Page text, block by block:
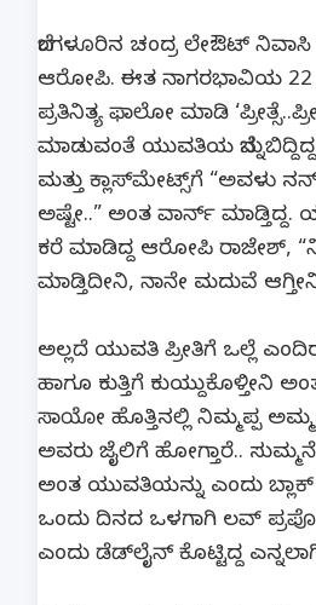
ಬೆಂಗಳೂರಿನ ಚಂದ್ರ ಲೇಔಟ್​
ಆರೋಪಿ. ಈತ ನಾಗರಭಾವಿಯ
ಪ್ರತಿನಿತ್ಯ ಫಾಲೋ ಮಾಡಿ
ಮಾಡುವಂತೆ ಯುವತಿಯ
ಮತ್ತು ಕ್ಲಾಸ್​ಮೇಟ್ಸ್​​ಗೆ “ಅವಳು
ಅಷ್ಟೇ..” ಅಂತ ವಾರ್ನ್
ಕರೆ ಮಾಡಿದ್ದ ಆರೋಪಿ ರಾಜೇಶ್,
ಮಾಡ್ತಿದೀನಿ, ನಾನೇ ಮದುವೆ
ಅಲ್ಲದೆ ಯುವತಿ ಪ್ರೀತಿಗೆ ಒಲ್ಲೆ
ಹಾಗೂ ಕುತ್ತಿಗೆ ಕುಯ್ದುಕೊಳ್ತೀನಿ
ಸಾಯೋ ಹೊತ್ತಿನಲ್ಲಿ ನಿಮ್ಮಪ್ಪ
ಅವರು ಜೈಲಿಗೆ ಹೋಗ್ತಾರೆ..
ಅಂತ ಯುವತಿಯನ್ನು ಎಂದು
ಒಂದು ದಿನದ ಒಳಗಾಗಿ ಲವ್
ಎಂದು ಡೆಡ್​​ಲೈನ್ ಕೊಟ್ಟಿದ್ದ